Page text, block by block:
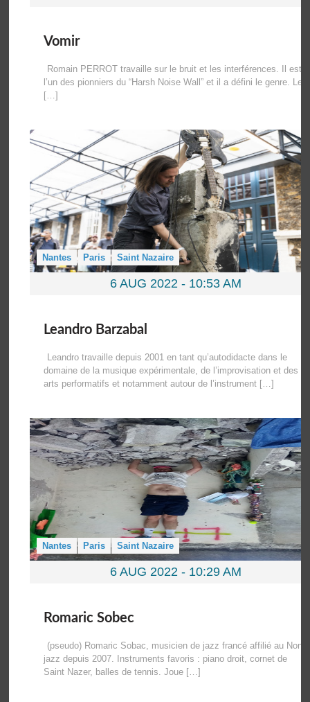
Vomir
Romain PERROT travaille sur le bruit et les interférences. Il est
l’un des pionniers du “Harsh Noise Wall” et il a défini le genre. Le
[…]
Nantes Paris Saint Nazaire
6 AUG 2022 - 10:53 AM
Leandro Barzabal
Leandro travaille depuis 2001 en tant qu’autodidacte dans le
domaine de la musique expérimentale, de l’improvisation et des
arts performatifs et notamment autour de l’instrument […]
Nantes Paris Saint Nazaire
6 AUG 2022 - 10:29 AM
Romaric Sobec
(pseudo) Romaric Sobac, musicien de jazz francé affilié au Non-
jazz depuis 2007. Instruments favoris : piano droit, cornet de
Saint Nazer, balles de tennis. Joue […]